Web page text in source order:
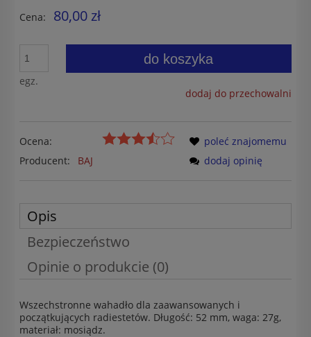
Cena: 80,00 zł
egz.
do koszyka
dodaj do przechowalni
Ocena:
Producent:
BAJ
poleć znajomemu
dodaj opinię
Opis
Bezpieczeństwo
Opinie o produkcie (0)
Wszechstronne wahadło dla zaawansowanych i
początkujących radiestetów. Długość: 52 mm, waga: 27g,
materiał: mosiądz.